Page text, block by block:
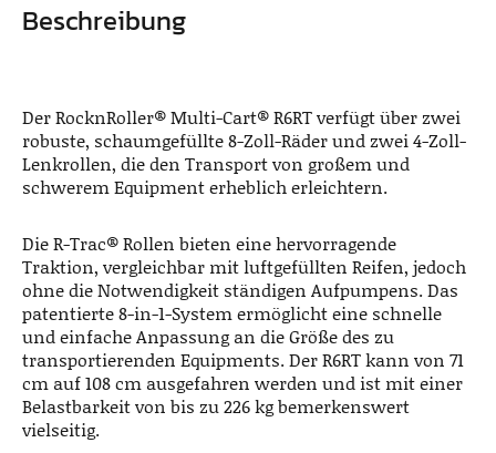
Beschreibung
Der RocknRoller® Multi-Cart® R6RT verfügt über zwei
robuste, schaumgefüllte 8-Zoll-Räder und zwei 4-Zoll-
Lenkrollen, die den Transport von großem und
schwerem Equipment erheblich erleichtern.
Die R-Trac® Rollen bieten eine hervorragende
Traktion, vergleichbar mit luftgefüllten Reifen, jedoch
ohne die Notwendigkeit ständigen Aufpumpens. Das
patentierte 8-in-1-System ermöglicht eine schnelle
und einfache Anpassung an die Größe des zu
transportierenden Equipments. Der R6RT kann von 71
cm auf 108 cm ausgefahren werden und ist mit einer
Belastbarkeit von bis zu 226 kg bemerkenswert
vielseitig.